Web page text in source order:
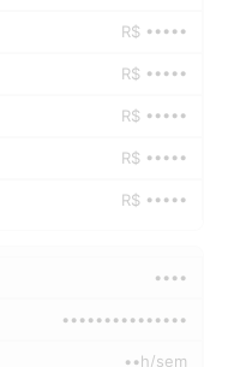
R$ •••••
R$ •••••
R$ •••••
R$ •••••
R$ •••••
••••
•••••••••••••••
••h/sem